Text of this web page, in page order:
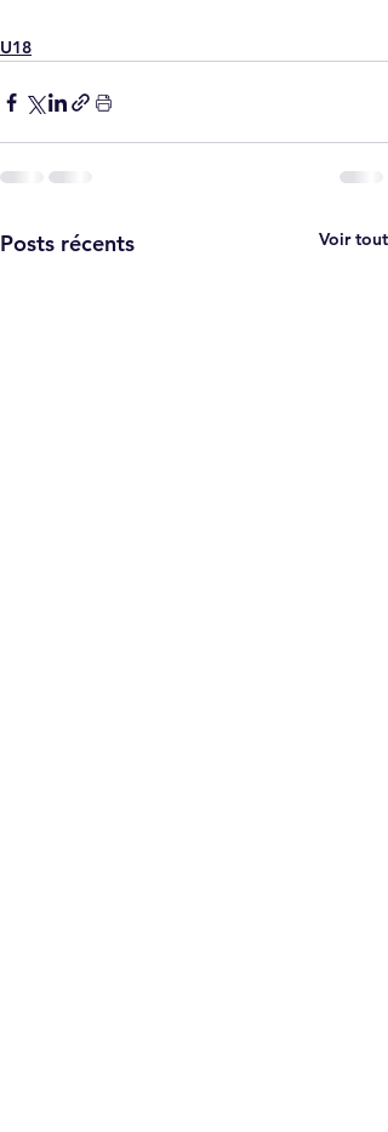
U18
Posts récents Voir tout